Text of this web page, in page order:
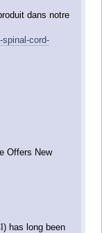
dans notre
cord-
Offers New
has long been